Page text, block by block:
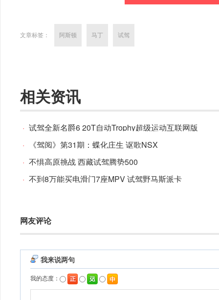
文章标签： 阿斯顿 马丁 试驾
相关资讯
· 试驾全新名爵6 20T自动Trophy超级运动互联网版
·
《驾阅》第31期：蝶化庄生 讴歌NSX
· 不惧高原挑战 西藏试驾腾势500
· 不到8万能买电滑门7座MPV 试驾野马斯派卡
网友评论